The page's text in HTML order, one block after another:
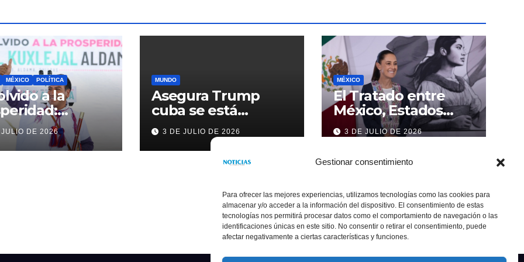
Gestionar consentimiento
Para ofrecer las mejores experiencias, utilizamos tecnologías como las cookies para
almacenar y/o acceder a la información del dispositivo. El consentimiento de estas
tecnologías nos permitirá procesar datos como el comportamiento de navegación o las
identificaciones únicas en este sitio. No consentir o retirar el consentimiento, puede
afectar negativamente a ciertas características y funciones.
MÉXICO POLÍTICA
a la
Ramírez
la
de
DE 2026
MUNDO
Asegura Trump
cuba se está
acercando a
nosotros
3 DE JULIO DE 2026
MÉXICO
El Tratado entre
México, Estados
Unidos y Canadá (T-
MEC) se mantiene
hasta el 2036:
Presidenta Claudia
3 DE JULIO DE 2026